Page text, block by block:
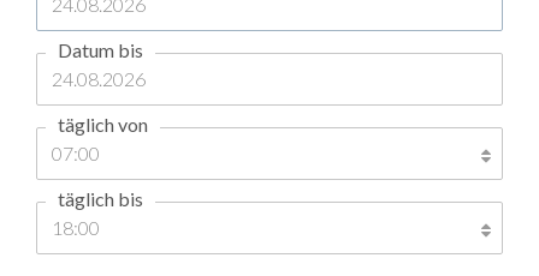
Datum bis
täglich von
täglich bis